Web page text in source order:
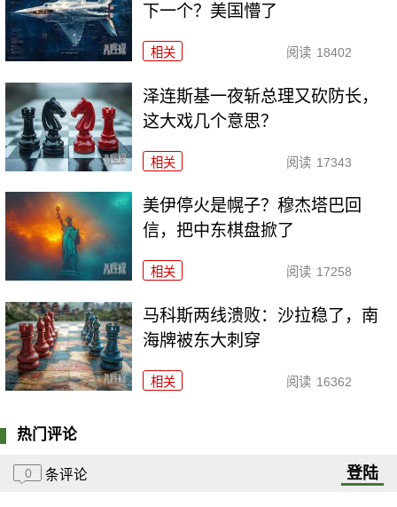
下一个？美国懵了
相关 阅读 18402
泽连斯基一夜斩总理又砍防长，
这大戏几个意思？
相关 阅读 17343
美伊停火是幌子？穆杰塔巴回
信，把中东棋盘掀了
相关 阅读 17258
马科斯两线溃败：沙拉稳了，南
海牌被东大刺穿
相关 阅读 16362
热门评论
0 条评论 登陆